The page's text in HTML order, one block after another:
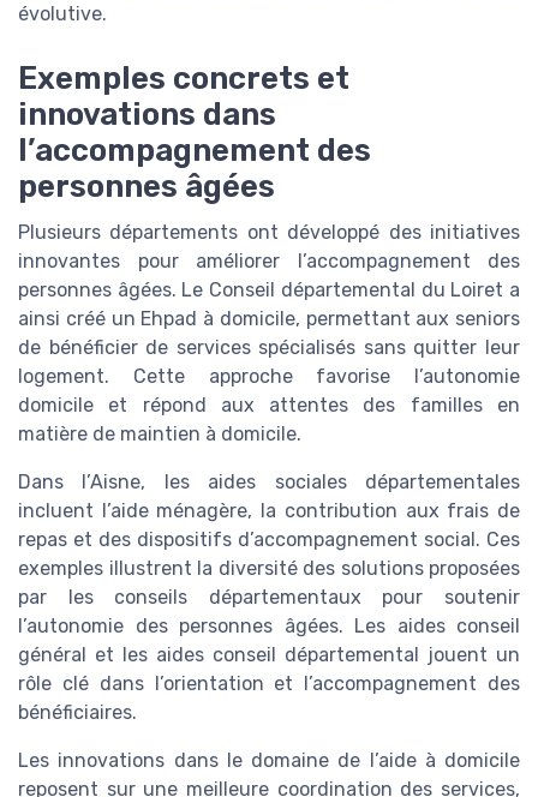
évolutive.
Exemples concrets et
innovations dans
l’accompagnement des
personnes âgées
Plusieurs départements ont développé des initiatives
innovantes pour améliorer l’accompagnement des
personnes âgées. Le Conseil départemental du Loiret a
ainsi créé un Ehpad à domicile, permettant aux seniors
de bénéficier de services spécialisés sans quitter leur
logement. Cette approche favorise l’autonomie
domicile et répond aux attentes des familles en
matière de maintien à domicile.
Dans l’Aisne, les aides sociales départementales
incluent l’aide ménagère, la contribution aux frais de
repas et des dispositifs d’accompagnement social. Ces
exemples illustrent la diversité des solutions proposées
par les conseils départementaux pour soutenir
l’autonomie des personnes âgées. Les aides conseil
général et les aides conseil départemental jouent un
rôle clé dans l’orientation et l’accompagnement des
bénéficiaires.
Les innovations dans le domaine de l’aide à domicile
reposent sur une meilleure coordination des services,